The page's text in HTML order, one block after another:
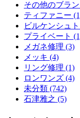
その他のブラ
ティファニー
ビルケンシュ
プライベート
メガネ修理 (3)
メッキ (4)
リング修理 (1)
ロンワンズ (4)
未分類 (742)
石津雅之 (5)